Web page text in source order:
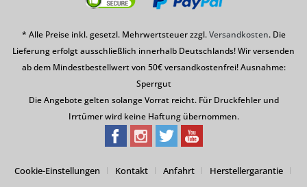
* Alle Preise inkl. gesetzl. Mehrwertsteuer zzgl.Versandkosten. Die
Lieferung erfolgt ausschließlich innerhalb Deutschlands! Wir versenden
ab dem Mindestbestellwert von 50€ versandkostenfrei! Ausnahme:
Sperrgut
Die Angebote gelten solange Vorrat reicht. Für Druckfehler und
Irrtümer wird keine Haftung übernommen.
Cookie-Einstellungen Kontakt Anfahrt Herstellergarantie